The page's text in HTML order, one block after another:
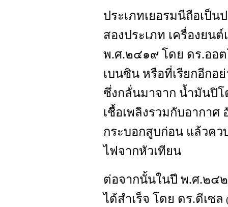
ประเภทเยอรมนีถือเป็น
สองประเภท เครื่องยน
พ.ศ.๒๔๑๙ โดย ดร.ออ
เบนซิน หรือที่เรียกอีกอ
ซึ่งกลั่นมาจาก น้ำมันปิโ
เชื้อเพลิงรวมกับอากาศ
กระบอกสูบก่อน แล้วคว
ไฟจากหัวเทียน
ต่อจากนั้นในปี พ.ศ.๒๔
ได้สำเร็จ โดย ดร.ดีเซล